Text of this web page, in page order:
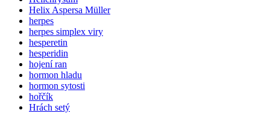
Helix Aspersa Müller
herpes
herpes simplex viry
hesperetin
hesperidin
hojení ran
hormon hladu
hormon sytosti
hořčík
Hrách setý